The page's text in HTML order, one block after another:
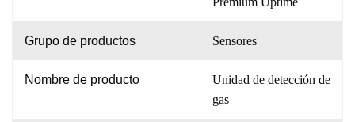
Grupo de productos Sensores
Nombre de producto
Unidad de detección de
gas